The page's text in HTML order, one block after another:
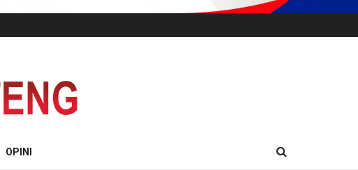
OPINI